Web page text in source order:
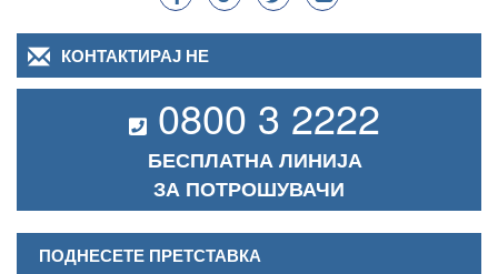
КОНТАКТИРАЈ НЕ
0800 3 2222
БЕСПЛАТНА ЛИНИЈА
ЗА ПОТРОШУВАЧИ
ПОДНЕСЕТЕ ПРЕТСТАВКА